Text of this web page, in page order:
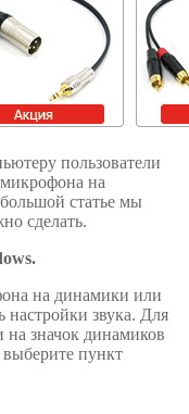
пользователи
на
статье мы
сделать.
на динамики или
настройки звука. Для
значок динамиков
пункт